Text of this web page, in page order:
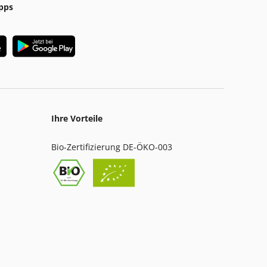
Ihre Vorteile
Bio-Zertifizierung DE-ÖKO-003